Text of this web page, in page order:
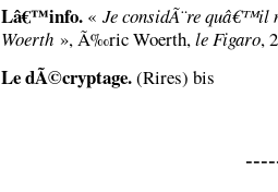
Lâ€™info. « Je considÃ¨re
Woerth », Ã‰ric Woerth,le Figaro,
Le dÃ©cryptage.(Rires) bis